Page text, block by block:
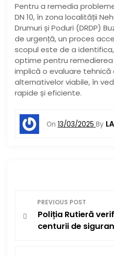
Pentru a remedia
DN 10, în zona localității
Drumuri și Poduri (DRDP)
de urgență, un proces
scopul este de a
optime pentru
implică o evaluare
alternativelor viabile, în
rapide și eficiente.
On 13/03/2025 By
a
PREVIOUS POST
Poliția Rutieră
centurii de